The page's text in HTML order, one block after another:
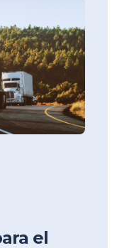
el